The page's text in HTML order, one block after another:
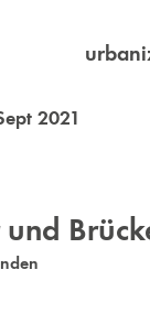
2021